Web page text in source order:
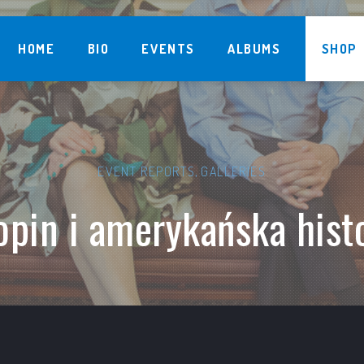
HOME BIO EVENTS ALBUMS SHOP
EVENT REPORTS, GALLERIES
i amerykańska